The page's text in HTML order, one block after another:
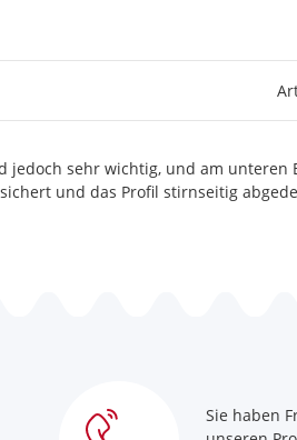
jedoch sehr wichtig, und am unteren
und das Profil stirnseitig
Sie haben